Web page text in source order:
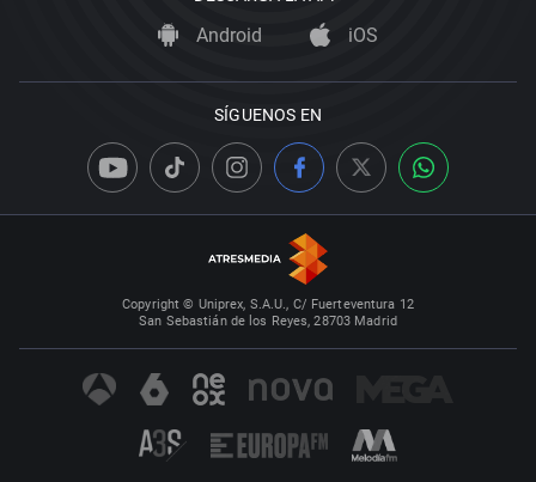
Android iOS
SÍGUENOS EN
Copyright © Uniprex, S.A.U., C/ Fuerteventura 12
San Sebastián de los Reyes, 28703 Madrid